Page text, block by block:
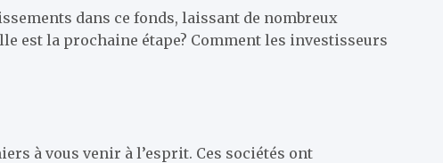
dans ce fonds, laissant de nombreux
est la prochaine étape? Comment les investisseurs
à vous venir à l’esprit. Ces sociétés ont